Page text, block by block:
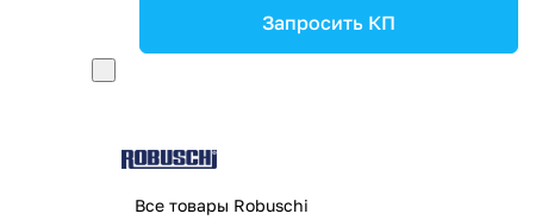
Запросить КП
Все товары Robuschi